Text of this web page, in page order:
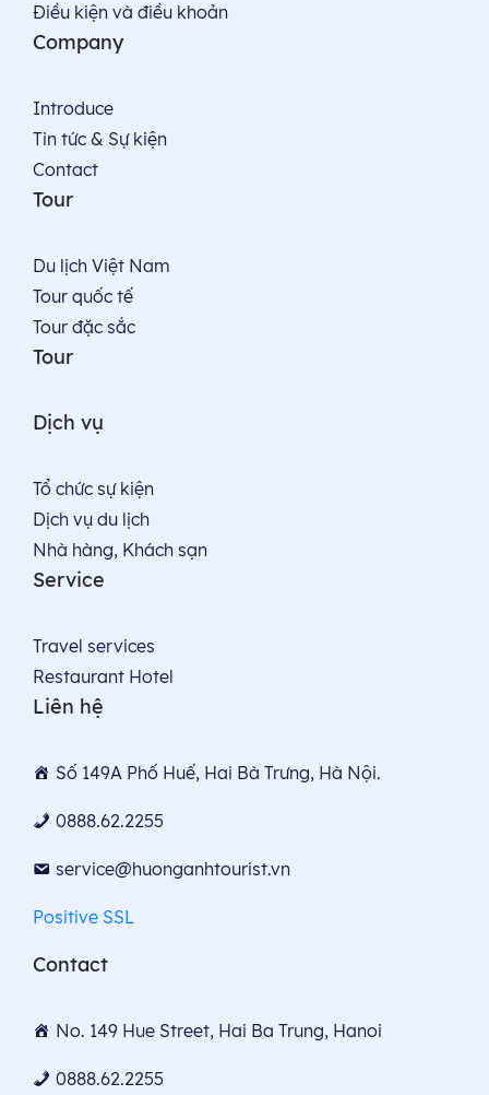
Điều kiện và điều khoản
Company
Introduce
Tin tức & Sự kiện
Contact
Tour
Du lịch Việt Nam
Tour quốc tế
Tour đặc sắc
Tour
Dịch vụ
Tổ chức sự kiện
Dịch vụ du lịch
Nhà hàng, Khách sạn
Service
Travel services
Restaurant Hotel
Liên hệ
Số 149A Phố Huế, Hai Bà Trưng, Hà Nội.
0888.62.2255
service@huonganhtourist.vn
Positive SSL
Contact
No. 149 Hue Street, Hai Ba Trung, Hanoi
0888.62.2255